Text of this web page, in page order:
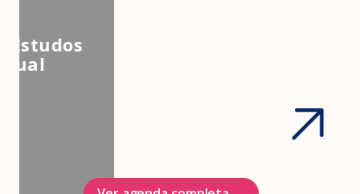
Associação Brasileira de Estudos
em Medicina e Saúde Sexual